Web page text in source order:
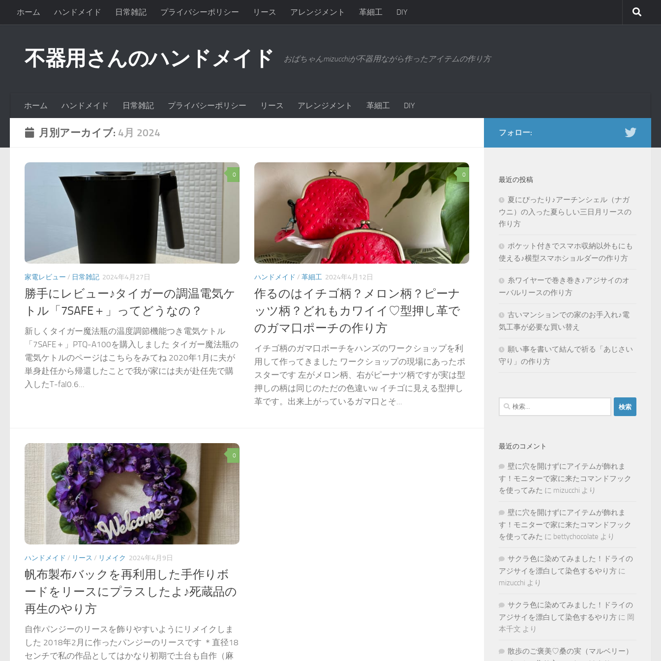
ホーム ハンドメイド 日常雑記 プライバシーポリシー リース アレンジメント 革細工 DIY
不器用さんのハンドメイド おばちゃんmizucchiが不器用ながら作ったアイテムの作り方
ホーム ハンドメイド 日常雑記 プライバシーポリシー リース アレンジメント 革細工 DIY
月別アーカイブ: 4月 2024
0
家電レビュー / 日常雑記 2024年4月27日
勝手にレビュー♪タイガーの調温電気ケ
トル「7SAFE＋」ってどうなの？
新しくタイガー魔法瓶の温度調節機能つき電気ケトル
「7SAFE＋」PTQ-A100を購入しました タイガー魔法瓶の
電気ケトルのページはこちらをみてね 2020年1月に夫が
単身赴任から帰還したことで我が家には夫が赴任先で購
入したT-fal0.6...
0
ハンドメイド / 革細工 2024年4月12日
作るのはイチゴ柄？メロン柄？ピーナ
ッツ柄？どれもカワイイ♡型押し革で
のガマ口ポーチの作り方
イチゴ柄のガマ口ポーチをハンズのワークショップを利
用して作ってきました ワークショップの現場にあったポ
スターです 左がメロン柄、右がピーナツ柄ですが実は型
押しの柄は同じのただの色違いw イチゴに見える型押し
革です。出来上がっているガマ口とそ...
0
ハンドメイド / リース / リメイク 2024年4月9日
帆布製布バックを再利用した手作りボ
ードをリースにプラスしたよ♪死蔵品の
再生のやり方
自作パンジーのリースを飾りやすいようにリメイクしま
した 2018年2月に作ったパンジーのリースです ＊直径18
センチで私の作品としてはかなり初期で土台も自作（麻
フォロー:
最近の投稿
夏にぴったり♪アーチンシェル（ナガ
ウニ）の入った夏らしい三日月リースの
作り方
ポケット付きでスマホ収納以外もにも
使える♪横型スマホショルダーの作り方
糸ワイヤーで巻き巻き♪アジサイのオ
ーバルリースの作り方
古いマンションでの家のお手入れ♪電
気工事が必要な買い替え
願い事を書いて結んで祈る「あじさい
守り」の作り方
検
索:
最近のコメント
壁に穴を開けずにアイテムが飾れま
す！モニターで家に来たコマンドフック
を使ってみた に mizucchi より
壁に穴を開けずにアイテムが飾れま
す！モニターで家に来たコマンドフック
を使ってみた に bettychocolate より
サクラ色に染めてみました！ドライの
アジサイを漂白して染色するやり方 に
mizucchi より
サクラ色に染めてみました！ドライの
アジサイを漂白して染色するやり方 に 岡
本千文 より
散歩のご褒美♡桑の実（マルベリー）